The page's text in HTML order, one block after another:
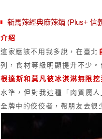
新馬辣經典麻辣鍋 (Plus+ 信
介紹
這家應該不用我多說，在臺北
列，食材等級明顯提升不少
根達斯和莫凡彼冰淇淋無限挖
水準，但對我這種「肉質魔
全牌中的佼佼者，帶朋友去很